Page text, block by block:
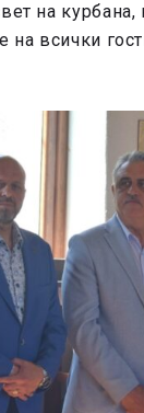
на курбана,
на всички